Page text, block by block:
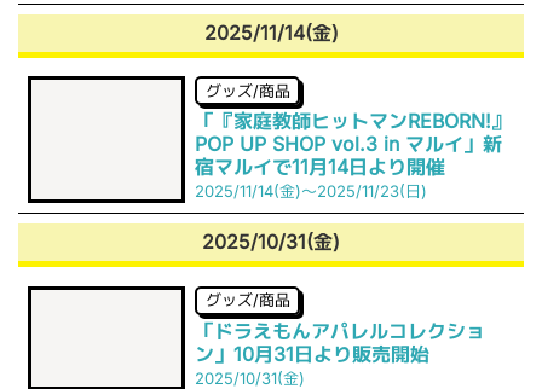
2025/11/14(金)
グッズ/商品
「『家庭教師ヒットマンREBORN!』
POP UP SHOP vol.3 in マルイ」新
宿マルイで11月14日より開催
2025/11/14(金)～2025/11/23(日)
2025/10/31(金)
グッズ/商品
「ドラえもんアパレルコレクショ
ン」10月31日より販売開始
2025/10/31(金)